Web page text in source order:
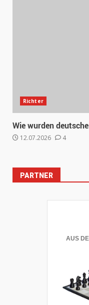
Richter
Wie wurden
12.07.2026 4
PARTNER
AUS